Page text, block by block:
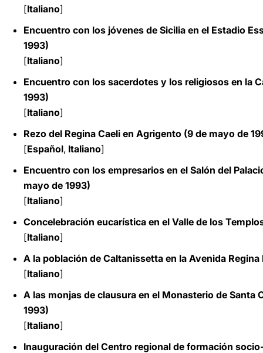
[Italiano]
Encuentro con los jóvenes de Sicilia en el Estadio
1993)
[Italiano]
Encuentro con los sacerdotes y los religiosos en la
1993)
[Italiano]
Rezo del Regina Caeli en Agrigento (9 de mayo de
[Español, Italiano]
Encuentro con los empresarios en el Salón del
mayo de 1993)
[Italiano]
Concelebración eucarística en el Valle de los
[Italiano]
A la población de Caltanissetta en la Avenida
[Italiano]
A las monjas de clausura en el Monasterio de Santa
1993)
[Italiano]
Inauguración del Centro regional de formación